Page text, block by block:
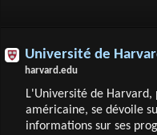
Université de
harvard.edu
L'Université de
américaine, se dévoile
informations sur ses